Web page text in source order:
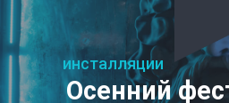
Осенний
инсталляции